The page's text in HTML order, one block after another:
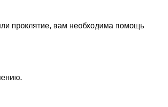
проклятие, вам необходима помощь